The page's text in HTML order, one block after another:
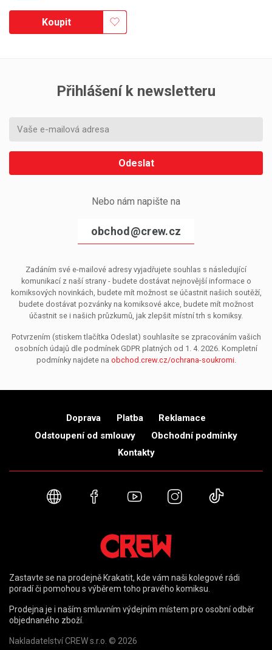
Koupit
Přihlášení k newsletteru
Odeslat
Nebo nám napište na
obchod@crew.cz
Zadáním své e-mailové adresy vyjadřujete souhlas s následující
komunikací z naší strany - budete dostávat nejnovější informace o
komiksových novinkách, budete mít možnost se účastnit našich soutěží,
budete dostávat pozvánky na komiksové akce, budete mít možnost
účastnit se i našich průzkumů, jak zlepšit místní trh s komiksy.
Potvrzením (stiskem tlačítka Odeslat) souhlasíte se zpracováním vašich
osobních údajů dle podmínek GDPR platných od 1. 4. 2026. Kompletní
podmínky najdete na obchod.crew.cz/ochrana-soukromi.
Doprava Platba
Reklamace
Odstoupení od smlouvy
Obchodní podmínky
Kontakty
Webové stránky
FacebookYouTubeInstagram
Zastavte se na prodejně Krakatit, kde vám naši kolegové rádi
poradí či pomohou s výběrem toho pravého komiksu.
Prodejna je i naším smluvním výdejním místem pro osobní odběr
objednaného zboží.
Nakladatelství CREW s.r.o. © 2026